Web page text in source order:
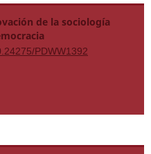
de la sociología
PDWW1392